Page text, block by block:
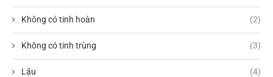
Không có tinh hoàn (2)
Không có tinh trùng (3)
Lậu (4)